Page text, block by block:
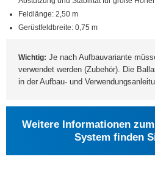
Feldlänge: 2,50 m
Gerüstfeldbreite: 0,75 m
Wichtig: Je nach Aufbauvariante
verwendet werden (Zubehör). Die
in der Aufbau- und
Weitere Informationen
System finden